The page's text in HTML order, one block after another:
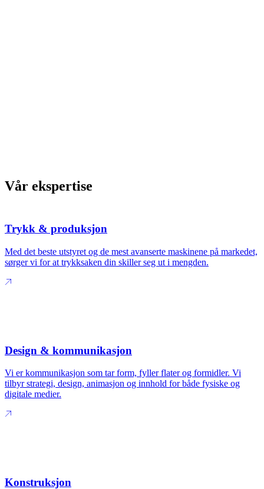
Vår ekspertise
Trykk & produksjon
Med det beste utstyret og de mest avanserte maskinene på markedet,
sørger vi for at trykksaken din skiller seg ut i mengden.
Design & kommunikasjon
Vi er kommunikasjon som tar form, fyller flater og formidler. Vi
tilbyr strategi, design, animasjon og innhold for både fysiske og
digitale medier.
Konstruksjon